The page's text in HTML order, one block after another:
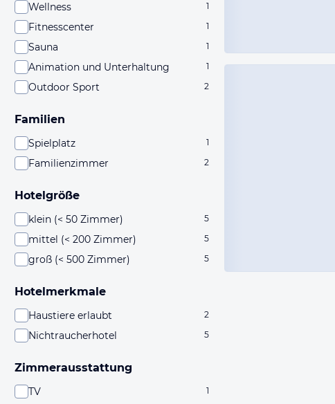
Wellness 1
Fitnesscenter 1
Sauna 1
Animation und Unterhaltung 1
Outdoor Sport 2
Familien
Spielplatz 1
Familienzimmer 2
Hotelgröße
klein (< 50 Zimmer) 5
mittel (< 200 Zimmer) 5
groß (< 500 Zimmer) 5
Hotelmerkmale
Haustiere erlaubt 2
Nichtraucherhotel 5
Zimmerausstattung
TV 1